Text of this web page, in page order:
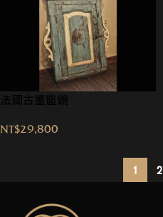
法國古董窗鏡
NT$29,800
1 2